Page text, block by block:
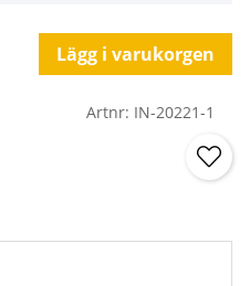
Lägg i varukorgen
Artnr: IN-20221-1